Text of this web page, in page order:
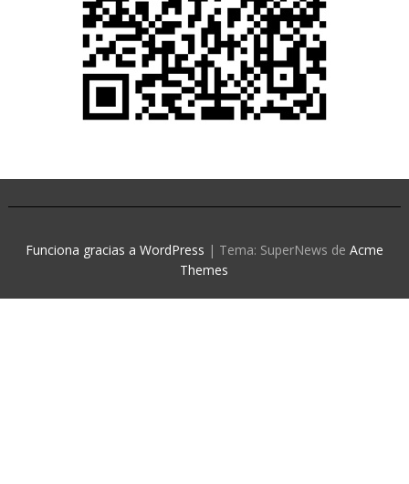
Funciona gracias a WordPress | Tema: SuperNews de Acme
Themes